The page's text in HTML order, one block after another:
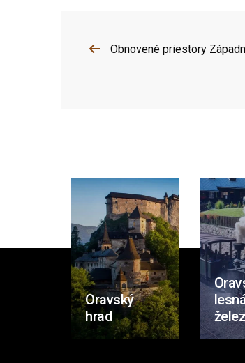
Obnovené priestory
Oravský
hrad